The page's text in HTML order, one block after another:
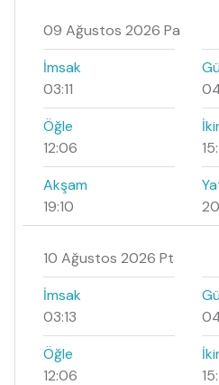
09 Ağustos 2026 Pa
İmsak
03:11
Öğle
12:06
Akşam
19:10
10 Ağustos 2026 Pt
İmsak
03:13
Öğle
12:06